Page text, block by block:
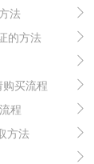
法
的方法
买流程
程
方法